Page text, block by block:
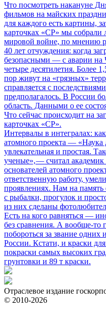
Что посмотреть накануне
фильмов на майских
для каждого есть картины,
карточках «СР» мы
мировой войне, по мнению
40 лет отчуждения: когда
безопасными — с аварии на
четыре десятилетия. Более
пор живут на «грязных»
справляется с
предполагалось. В России
область. Данными о ее
Что сейчас происходит на
карточках «СР».
Интервалы в интегралах:
атомного проекта — «Наука
увлекательная и простая.
ученые», — считал
основателей атомного
ответственную работу,
проявлениях. Нам на память
с рыбалки, прогулок и
из них сделаны
Есть на кого равняться —
без сравнения. А вообще-то
побороться за звание
России. Кстати, и краски
покраски самых высоких
грунтовки и 89 т краски.
Отраслевое издание
© 2010-2026